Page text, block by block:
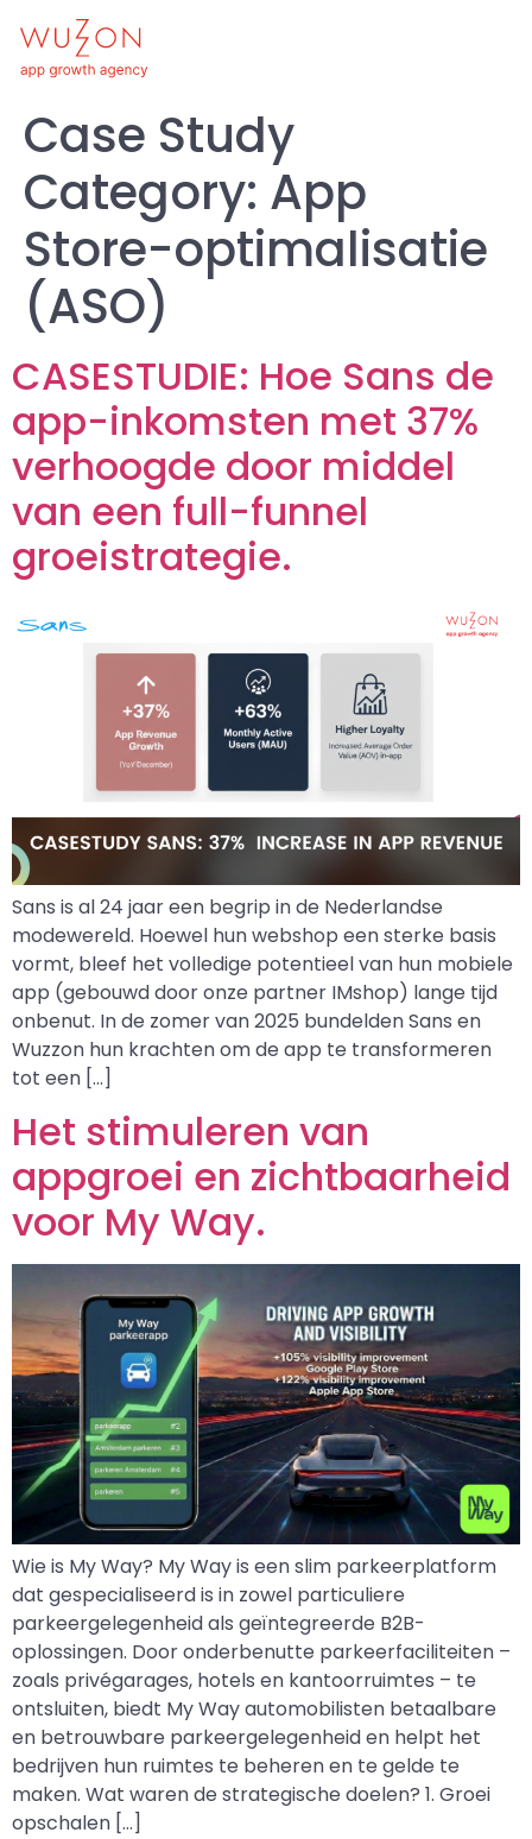
Case Study
Category: App
Store-optimalisatie
(ASO)
CASESTUDIE: Hoe Sans de
app-inkomsten met 37%
verhoogde door middel
van een full-funnel
groeistrategie.
Sans is al 24 jaar een begrip in de Nederlandse
modewereld. Hoewel hun webshop een sterke basis
vormt, bleef het volledige potentieel van hun mobiele
app (gebouwd door onze partner IMshop) lange tijd
onbenut. In de zomer van 2025 bundelden Sans en
Wuzzon hun krachten om de app te transformeren
tot een […]
Het stimuleren van
appgroei en zichtbaarheid
voor My Way.
Wie is My Way? My Way is een slim parkeerplatform
dat gespecialiseerd is in zowel particuliere
parkeergelegenheid als geïntegreerde B2B-
oplossingen. Door onderbenutte parkeerfaciliteiten –
zoals privégarages, hotels en kantoorruimtes – te
ontsluiten, biedt My Way automobilisten betaalbare
en betrouwbare parkeergelegenheid en helpt het
bedrijven hun ruimtes te beheren en te gelde te
maken. Wat waren de strategische doelen? 1. Groei
opschalen […]